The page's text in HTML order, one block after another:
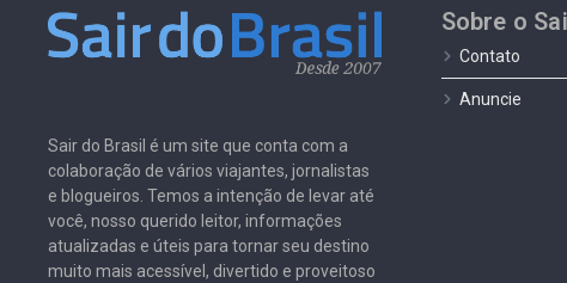
Sair do Brasil é um site que conta com a
colaboração de vários viajantes, jornalistas
e blogueiros. Temos a intenção de levar até
você, nosso querido leitor, informações
atualizadas e úteis para tornar seu destino
muito mais acessível, divertido e proveitoso
Sobre o
Contato
Anuncie